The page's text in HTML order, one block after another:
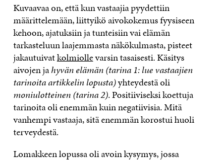
Kuvaavaa on, että kun vastaajia pyydettiin
määrittelemään, liittyikö aivokokemus fyysiseen
kehoon, ajatuksiin ja tunteisiin vai elämän
tarkasteluun laajemmasta näkökulmasta, pisteet
jakautuivatkolmiollevarsin tasaisesti. Käsitys
aivojen jahyvän elämän (tarina 1: lue vastaajien
tarinoita artikkelin lopusta)yhteydestä oli
moniulotteinen (tarina 2). Positiiviseksi koettuja
tarinoita oli enemmän kuin negatiivisia. Mitä
vanhempi vastaaja, sitä enemmän korostui huoli
terveydestä.
Lomakkeen lopussa oli avoin kysymys, jossa